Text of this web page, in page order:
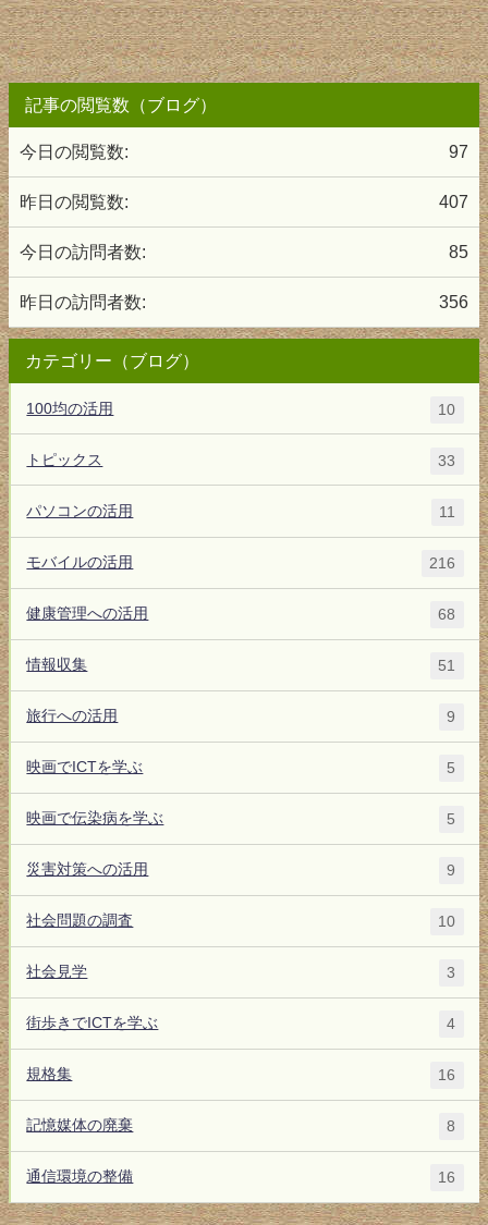
記事の閲覧数（ブログ）
97
今日の閲覧数:
407
昨日の閲覧数:
85
今日の訪問者数:
356
昨日の訪問者数:
カテゴリー（ブログ）
100均の活用 10
トピックス 33
パソコンの活用 11
モバイルの活用 216
健康管理への活用 68
情報収集 51
旅行への活用 9
映画でICTを学ぶ 5
映画で伝染病を学ぶ 5
災害対策への活用 9
社会問題の調査 10
社会見学 3
街歩きでICTを学ぶ 4
規格集 16
記憶媒体の廃棄 8
通信環境の整備 16